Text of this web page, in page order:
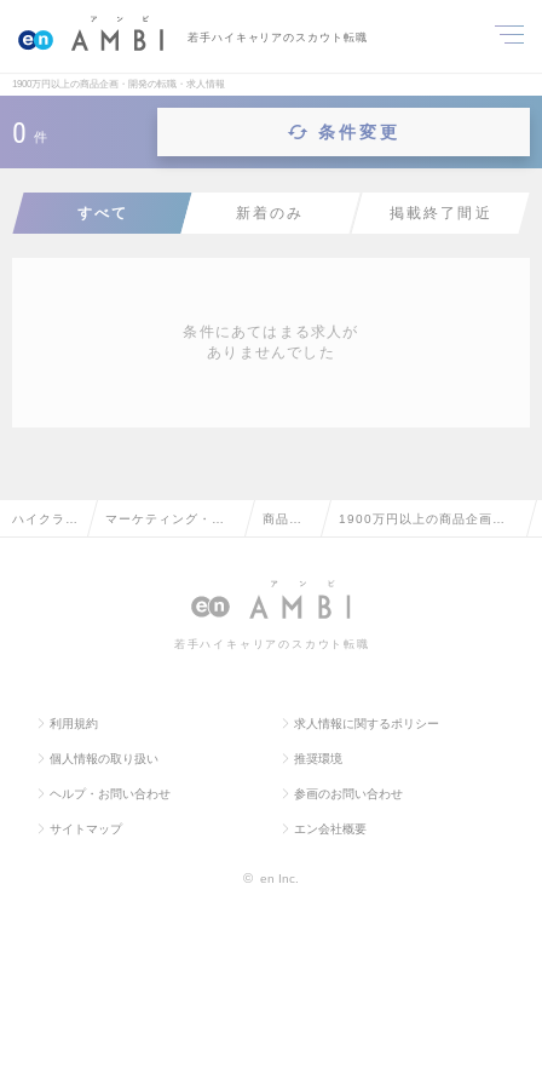
若手ハイキャリアのスカウト転職
1900万円以上の商品企画・開発の転職・求人情報
0 件 条件変更
すべて 新着のみ 掲載終了間近
条件にあてはまる求人が
ありませんでした
ハイクラス マーケティング・販 商品企 1900万円以上の商品企画・
若手ハイキャリアのスカウト転職
利用規約 求人情報に関するポリシー
個人情報の取り扱い 推奨環境
ヘルプ・お問い合わせ 参画のお問い合わせ
サイトマップ エン会社概要
© en Inc.